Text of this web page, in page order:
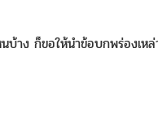
บ้าง ก็ขอให้นำข้อบกพร่อง